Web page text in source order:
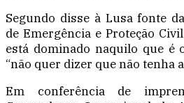
Segundo disse à Lusa fonte
de Emergência e Proteção
está dominado naquilo que é
“não quer dizer que não tenha
Em conferência de